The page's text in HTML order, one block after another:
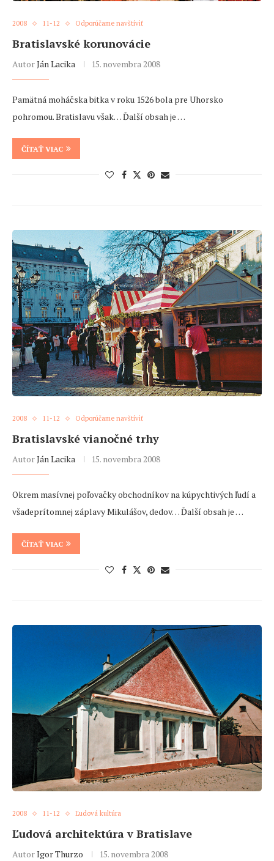
2008 11-12 Odporúčame navštíviť
Bratislavské korunovácie
AutorJán Lacika 15. novembra 2008
Pamätná moháčska bitka v roku 1526 bola pre Uhorsko
pohromou. Bratislavu však… Ďalší obsah je …
ČÍTAŤ VIAC
2008 11-12 Odporúčame navštíviť
Bratislavské vianočné trhy
AutorJán Lacika 15. novembra 2008
Okrem masívnej poľovačky obchodníkov na kúpychtivých ľudí a
všadeprítomnej záplavy Mikulášov, dedov… Ďalší obsah je …
ČÍTAŤ VIAC
2008 11-12 Ľudová kultúra
Ľudová architektúra v Bratislave
AutorIgor Thurzo 15. novembra 2008